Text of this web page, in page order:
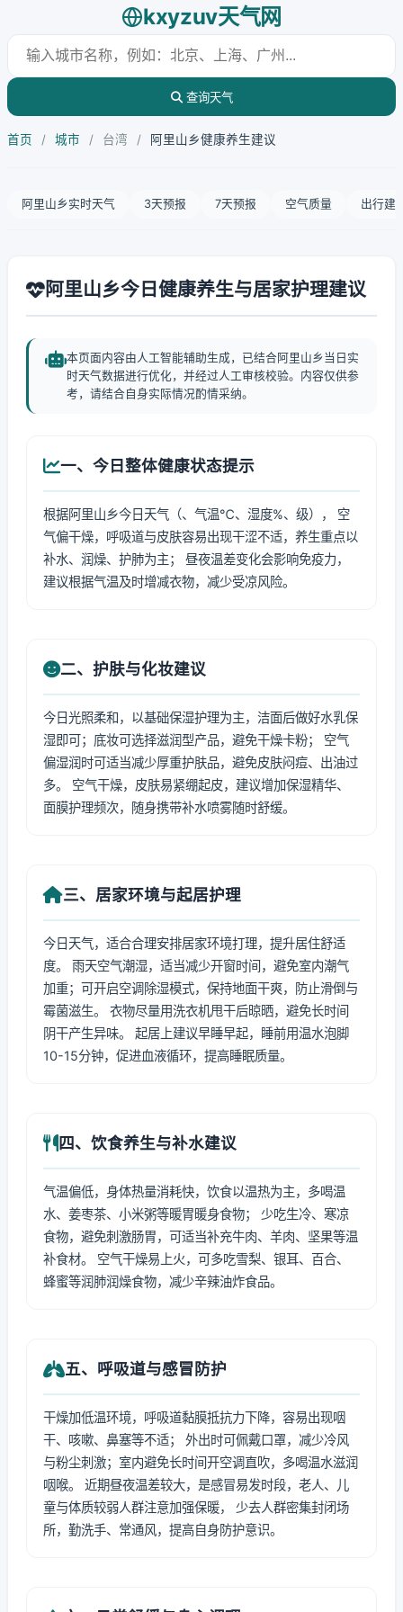
kxyzuv天气网
查询天气
首页 / 城市 / 台湾 / 阿里山乡健康养生建议
阿里山乡实时天气 3天预报 7天预报 空气质量 出行建
阿里山乡今日健康养生与居家护理建议
本页面内容由人工智能辅助生成，已结合阿里山乡当日实
时天气数据进行优化，并经过人工审核校验。内容仅供参
考，请结合自身实际情况酌情采纳。
一、今日整体健康状态提示
根据阿里山乡今日天气（、气温℃、湿度%、级）， 空
气偏干燥，呼吸道与皮肤容易出现干涩不适，养生重点以
补水、润燥、护肺为主； 昼夜温差变化会影响免疫力，
建议根据气温及时增减衣物，减少受凉风险。
二、护肤与化妆建议
今日光照柔和，以基础保湿护理为主，洁面后做好水乳保
湿即可；底妆可选择滋润型产品，避免干燥卡粉； 空气
偏湿润时可适当减少厚重护肤品，避免皮肤闷痘、出油过
多。 空气干燥，皮肤易紧绷起皮，建议增加保湿精华、
面膜护理频次，随身携带补水喷雾随时舒缓。
三、居家环境与起居护理
今日天气，适合合理安排居家环境打理，提升居住舒适
度。 雨天空气潮湿，适当减少开窗时间，避免室内潮气
加重；可开启空调除湿模式，保持地面干爽，防止滑倒与
霉菌滋生。 衣物尽量用洗衣机甩干后晾晒，避免长时间
阴干产生异味。 起居上建议早睡早起，睡前用温水泡脚
10-15分钟，促进血液循环，提高睡眠质量。
四、饮食养生与补水建议
气温偏低，身体热量消耗快，饮食以温热为主，多喝温
水、姜枣茶、小米粥等暖胃暖身食物； 少吃生冷、寒凉
食物，避免刺激肠胃，可适当补充牛肉、羊肉、坚果等温
补食材。 空气干燥易上火，可多吃雪梨、银耳、百合、
蜂蜜等润肺润燥食物，减少辛辣油炸食品。
五、呼吸道与感冒防护
干燥加低温环境，呼吸道黏膜抵抗力下降，容易出现咽
干、咳嗽、鼻塞等不适； 外出时可佩戴口罩，减少冷风
与粉尘刺激；室内避免长时间开空调直吹，多喝温水滋润
咽喉。 近期昼夜温差较大，是感冒易发时段，老人、儿
童与体质较弱人群注意加强保暖， 少去人群密集封闭场
所，勤洗手、常通风，提高自身防护意识。